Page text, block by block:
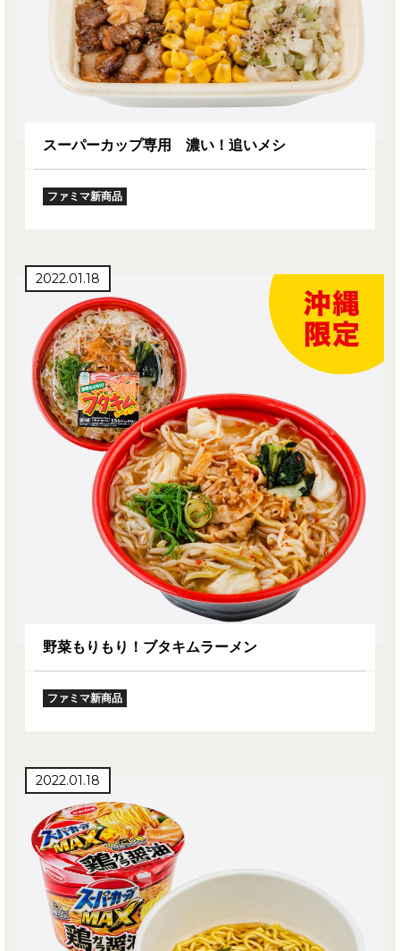
スーパーカップ専用 濃い！追いメシ
ファミマ新商品
2022.01.18
野菜もりもり！ブタキムラーメン
ファミマ新商品
2022.01.18